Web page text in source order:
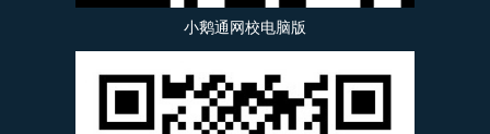
小鹅通网校电脑版